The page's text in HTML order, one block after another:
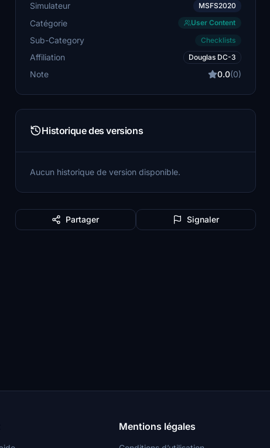
Simulateur MSFS2020
Catégorie User Content
Sub-Category Checklists
Affiliation Douglas DC-3
Note 0.0(0)
Historique des versions
Aucun historique de version disponible.
Partager Signaler
Mentions légales